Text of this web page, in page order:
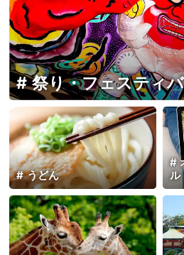
祭り・フェスティ
うどん
ル